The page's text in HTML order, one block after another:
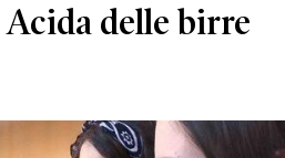
delle birre